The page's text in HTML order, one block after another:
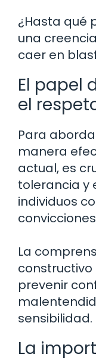
¿Hasta qué
una
caer en
El papel
el
Para
manera
actual, es
tolerancia y
individuos
La
prevenir
sensibilidad.
La